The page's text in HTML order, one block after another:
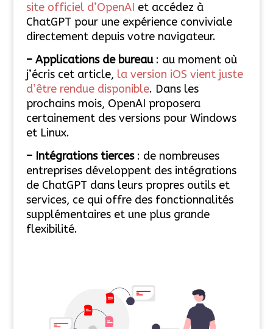
site officiel d’OpenAI et accédez à
ChatGPT pour une expérience conviviale
directement depuis votre navigateur.
– Applications de bureau: au moment où
j’écris cet article, la version iOS vient juste
d’être rendue disponible. Dans les
prochains mois, OpenAI proposera
certainement des versions pour Windows
et Linux.
– Intégrations tierces: de nombreuses
entreprises développent des intégrations
de ChatGPT dans leurs propres outils et
services, ce qui offre des fonctionnalités
supplémentaires et une plus grande
flexibilité.